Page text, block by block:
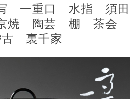
一重口 水指 須田
焼 陶芸 棚 茶会
古 裏千家